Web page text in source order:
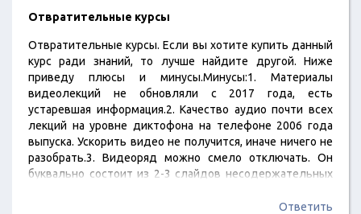
Отвратительные курсы
Отвратительные курсы. Если вы хотите купить данный
курс ради знаний, то лучше найдите другой. Ниже
приведу плюсы и минусы.Минусы:1. Материалы
видеолекций не обновляли с 2017 года, есть
устаревшая информация.2. Качество аудио почти всех
лекций на уровне диктофона на телефоне 2006 года
выпуска. Ускорить видео не получится, иначе ничего не
разобрать.3. Видеоряд можно смело отключать. Он
буквально состоит из 2-3 слайдов несодержательных
слушать 2 часа о том, что есть люди, которые работают
Ответить